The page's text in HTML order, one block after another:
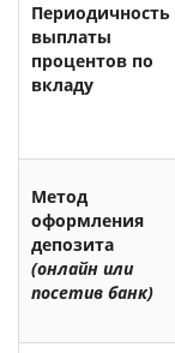
Периодичность
выплаты
процентов по
вкладу
Метод
оформления
депозита
(онлайн или
посетив банк)